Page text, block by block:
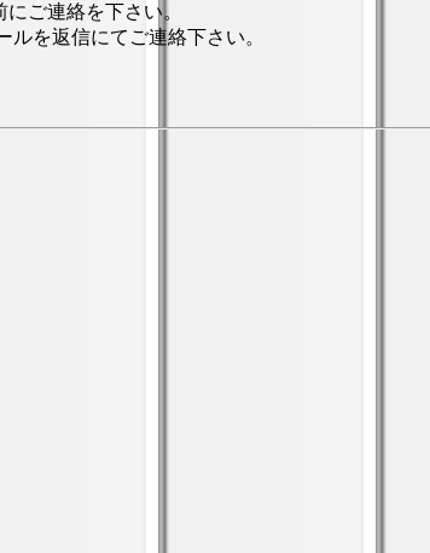
ご連絡を下さい。
を返信にてご連絡下さい。